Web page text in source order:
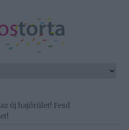
új hajőrület! Fesd